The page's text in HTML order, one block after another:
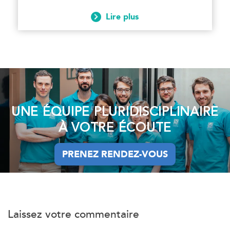
Lire plus
UNE ÉQUIPE PLURIDISCIPLINAIRE
À VOTRE ÉCOUTE
PRENEZ RENDEZ-VOUS
PRENEZ RENDEZ-VOUS
Laissez votre commentaire